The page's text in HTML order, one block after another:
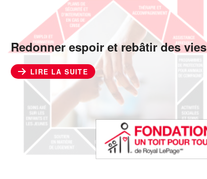
Redonner espoir et rebâtir des vies
LIRE LA SUITE